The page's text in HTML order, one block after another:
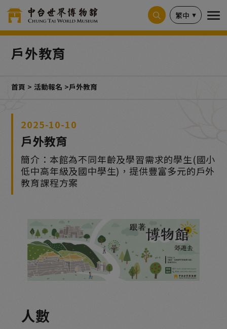
繁中
戶外教育
首頁 活動報名 戶外教育
2025-10-10
戶外教育
簡介：本館為不同年齡及學習需求的學生(國小
低中高年級及國中學生)，提供豐富多元的戶外
教育課程方案
人數
Cookie管理面板